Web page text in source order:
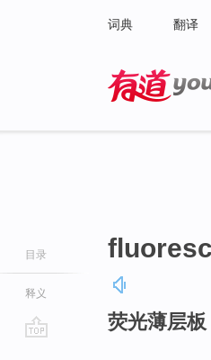
词典 翻译
目录
释义
荧光薄层板